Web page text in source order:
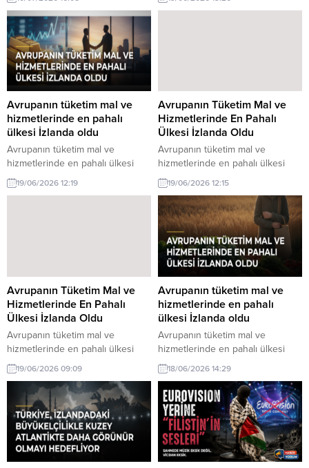
gündeme oturan görüntüyle ilgili
yaptığı açıklamada çok
etkilendiğini belirtti. Konuyla ilgili
detaylar haberimizde.
maliyetleri ve ekonomik faktörler,
Avrupanın tüketim mal ve
hizmetlerinde en pahalı
ülkesi İzlanda oldu
Avrupanın tüketim mal ve
hizmetlerinde en pahalı ülkesi
İzlanda oldu. Bu durum, ekonomik
göstergeler ve yaşam
19/06/2026 12:19
Avrupanın Tüketim Mal ve
Hizmetlerinde En Pahalı
Ülkesi İzlanda Oldu
Avrupanın tüketim mal ve
hizmetlerinde en pahalı ülkesi
İzlanda oldu. Bu durum, yüksek
yaşam maliyetleri ve ekonomik
faktörlerden kaynaklanıyor.
19/06/2026 12:15
Avrupanın Tüketim Mal ve
Hizmetlerinde En Pahalı
Ülkesi İzlanda Oldu
Avrupanın tüketim mal ve
hizmetlerinde en pahalı ülkesi
İzlanda oldu. Bu durum, yüksek
yaşam maliyetleri ve ekonomik
faktörlerden kaynaklanıyor.
19/06/2026 09:09
Avrupanın tüketim mal ve
hizmetlerinde en pahalı
ülkesi İzlanda oldu
Avrupanın tüketim mal ve
hizmetlerinde en pahalı ülkesi
İzlanda oldu hakkında son
gelişmeler. Avrupanın tüketim mal
ve hizmetlerinde en pahalı ülkesi
İzlanda, yüksek fiyatlarıyla dikkat
çekiyor. Bu durum, tüketicilerin
bütçelerini nasıl etkiliyor?
18/06/2026 14:29